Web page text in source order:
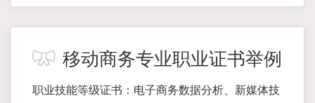
移动商务专业职业证书举例
职业技能等级证书：电子商务数据分析、新媒体技